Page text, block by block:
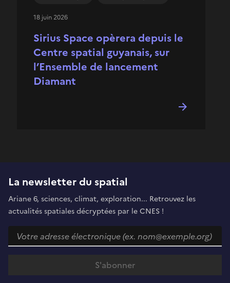
Sirius Space opèrera depuis le
Centre spatial guyanais, sur
l’Ensemble de lancement
Diamant
18 juin 2026
La newsletter du spatial
Ariane 6, sciences, climat, exploration... Retrouvez les
actualités spatiales décryptées par le CNES !